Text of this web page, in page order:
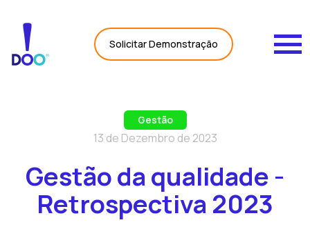
Solicitar Demonstração
Gestão
13 de Dezembro de 2023
Gestão da qualidade -
Retrospectiva 2023